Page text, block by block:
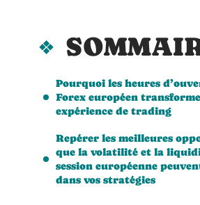
Pourquoi les heures
Forex européen
expérience de trading
Repérer les meilleures
que la volatilité et la
session européenne
dans vos stratégies